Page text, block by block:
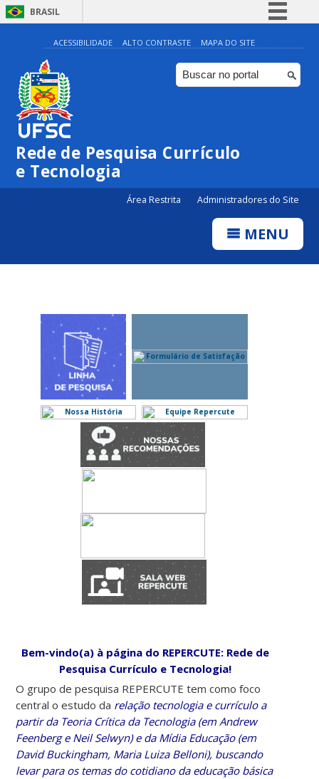
BRASIL
Simplifique!
Comunica BR
Participe
Canais
ACESSIBILIDADE ALTO CONTRASTE MAPA DO SITE
Rede de Pesquisa Currículo
e Tecnologia
Área Restrita Administradores do Site
MENU
Bem-vindo(a) à página do REPERCUTE: Rede de
Pesquisa Currículo e Tecnologia!
O grupo de pesquisa REPERCUTE tem como foco
central o estudo da relação tecnologia e currículo a
partir da Teoria Crítica da Tecnologia (em Andrew
Feenberg e Neil Selwyn) e da Mídia Educação (em
David Buckingham, Maria Luiza Belloni), buscando
levar para os temas do cotidiano da educação básica